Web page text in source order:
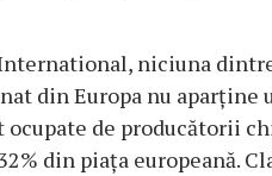
niciuna
din Europa nu
de producătorii
din piaţa europeană.